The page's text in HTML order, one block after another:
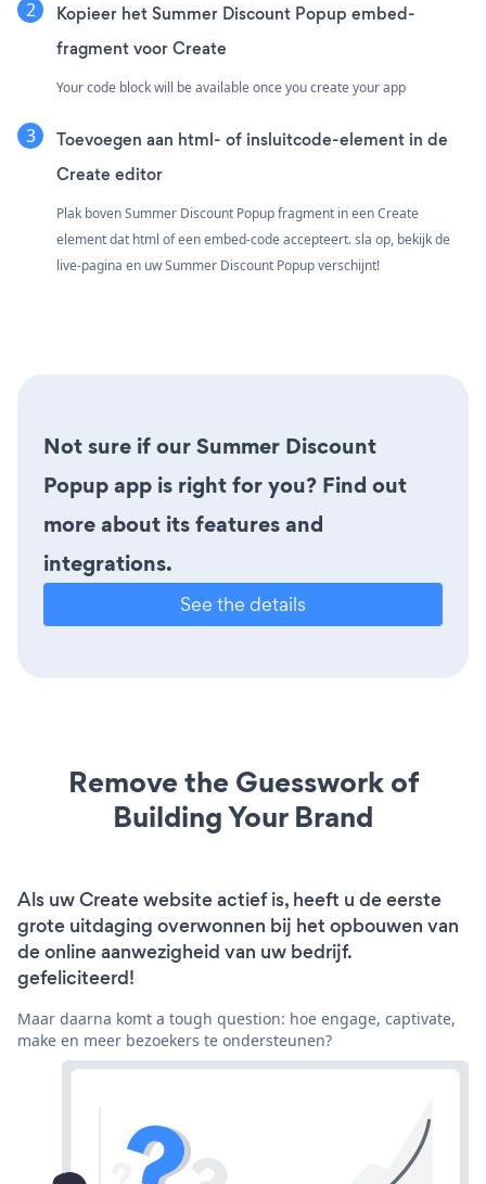
Kopieer het Summer Discount Popup embed-
fragment voor Create
Your code block will be available once you create your app
Toevoegen aan html- of insluitcode-element in de
Create editor
Plak boven Summer Discount Popup fragment in een Create
element dat html of een embed-code accepteert. sla op, bekijk de
live-pagina en uw Summer Discount Popup verschijnt!
Not sure if our Summer Discount
Popup app is right for you? Find out
more about its features and
integrations.
See the details
Remove the Guesswork of
Building Your Brand
Als uw Create website actief is, heeft u de eerste
grote uitdaging overwonnen bij het opbouwen van
de online aanwezigheid van uw bedrijf.
gefeliciteerd!
Maar daarna komt a tough question: hoe engage, captivate,
make en meer bezoekers te ondersteunen?